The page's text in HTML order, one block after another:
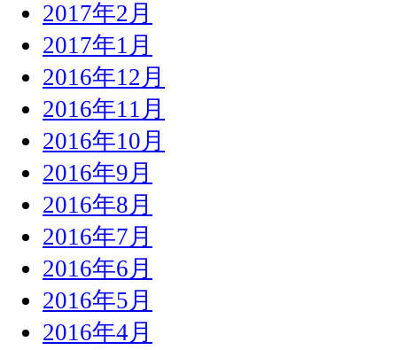
2017年2月
2017年1月
2016年12月
2016年11月
2016年10月
2016年9月
2016年8月
2016年7月
2016年6月
2016年5月
2016年4月